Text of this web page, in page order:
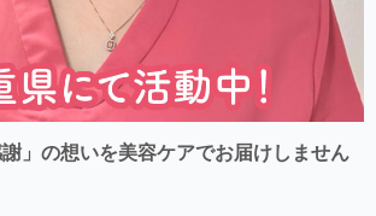
」の想いを美容ケアでお届けしません